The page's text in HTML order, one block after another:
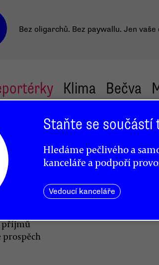
Bez oligarchů. Bez paywallu. Jen vaše
Klima Bečva
byla
že
příjmů
prospěch
Staňte se součástí
Hledáme pečlivého a
kanceláře a podpoří
Vedoucí kanceláře